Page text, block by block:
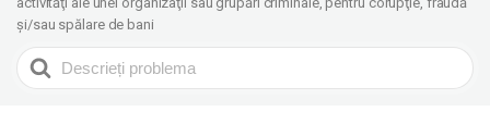
şi/sau spălare de bani
Search
For